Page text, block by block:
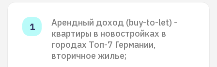
Арендный доход (buy-to-let) -
квартиры в новостройках в
городах Топ-7 Германии,
вторичное жилье;